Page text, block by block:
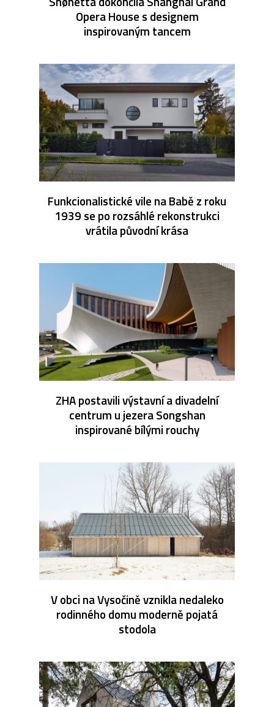
Opera House s designem
inspirovaným tancem
Funkcionalistické vile na Babě z roku
1939 se po rozsáhlé rekonstrukci
vrátila původní krása
ZHA postavili výstavní a divadelní
centrum u jezera Songshan
inspirované bílými rouchy
V obci na Vysočině vznikla nedaleko
rodinného domu moderně pojatá
stodola